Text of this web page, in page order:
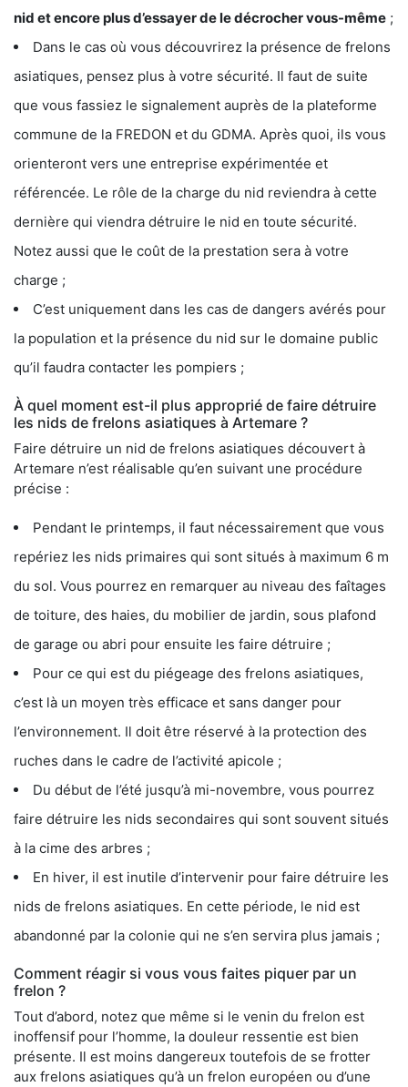
nid et encore plus d’essayer de le décrocher vous-même ;
Dans le cas où vous découvrirez la présence de frelons
asiatiques, pensez plus à votre sécurité. Il faut de suite
que vous fassiez le signalement auprès de la plateforme
commune de la FREDON et du GDMA. Après quoi, ils vous
orienteront vers une entreprise expérimentée et
référencée. Le rôle de la charge du nid reviendra à cette
dernière qui viendra détruire le nid en toute sécurité.
Notez aussi que le coût de la prestation sera à votre
charge ;
C’est uniquement dans les cas de dangers avérés pour
la population et la présence du nid sur le domaine public
qu’il faudra contacter les pompiers ;
À quel moment est-il plus approprié de faire détruire
les nids de frelons asiatiques à Artemare ?
Faire détruire un nid de frelons asiatiques découvert à
Artemare n’est réalisable qu’en suivant une procédure
précise :
Pendant le printemps, il faut nécessairement que vous
repériez les nids primaires qui sont situés à maximum 6 m
du sol. Vous pourrez en remarquer au niveau des faîtages
de toiture, des haies, du mobilier de jardin, sous plafond
de garage ou abri pour ensuite les faire détruire ;
Pour ce qui est du piégeage des frelons asiatiques,
c’est là un moyen très efficace et sans danger pour
l’environnement. Il doit être réservé à la protection des
ruches dans le cadre de l’activité apicole ;
Du début de l’été jusqu’à mi-novembre, vous pourrez
faire détruire les nids secondaires qui sont souvent situés
à la cime des arbres ;
En hiver, il est inutile d’intervenir pour faire détruire les
nids de frelons asiatiques. En cette période, le nid est
abandonné par la colonie qui ne s’en servira plus jamais ;
Comment réagir si vous vous faites piquer par un
frelon ?
Tout d’abord, notez que même si le venin du frelon est
inoffensif pour l’homme, la douleur ressentie est bien
présente. Il est moins dangereux toutefois de se frotter
aux frelons asiatiques qu’à un frelon européen ou d’une